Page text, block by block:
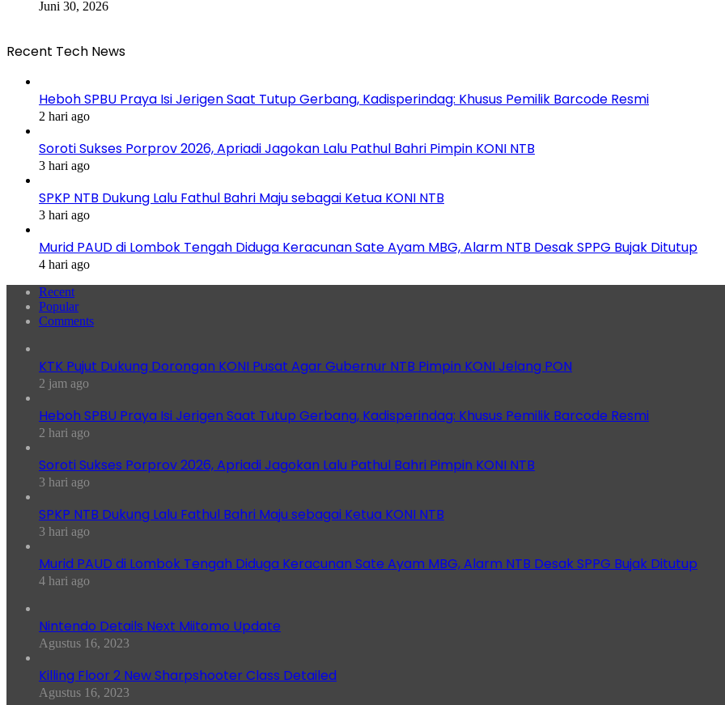
Juni 30, 2026
Recent Tech News
Heboh SPBU Praya Isi Jerigen Saat Tutup Gerbang, Kadisperindag: Khusus Pemilik Barcode Resmi
2 hari ago
Soroti Sukses Porprov 2026, Apriadi Jagokan Lalu Pathul Bahri Pimpin KONI NTB
3 hari ago
SPKP NTB Dukung Lalu Fathul Bahri Maju sebagai Ketua KONI NTB
3 hari ago
Murid PAUD di Lombok Tengah Diduga Keracunan Sate Ayam MBG, Alarm NTB Desak SPPG Bujak Ditutup
4 hari ago
Recent
Popular
Comments
KTK Pujut Dukung Dorongan KONI Pusat Agar Gubernur NTB Pimpin KONI Jelang PON
2 jam ago
Heboh SPBU Praya Isi Jerigen Saat Tutup Gerbang, Kadisperindag: Khusus Pemilik Barcode Resmi
2 hari ago
Soroti Sukses Porprov 2026, Apriadi Jagokan Lalu Pathul Bahri Pimpin KONI NTB
3 hari ago
SPKP NTB Dukung Lalu Fathul Bahri Maju sebagai Ketua KONI NTB
3 hari ago
Murid PAUD di Lombok Tengah Diduga Keracunan Sate Ayam MBG, Alarm NTB Desak SPPG Bujak Ditutup
4 hari ago
Nintendo Details Next Miitomo Update
Agustus 16, 2023
Killing Floor 2 New Sharpshooter Class Detailed
Agustus 16, 2023